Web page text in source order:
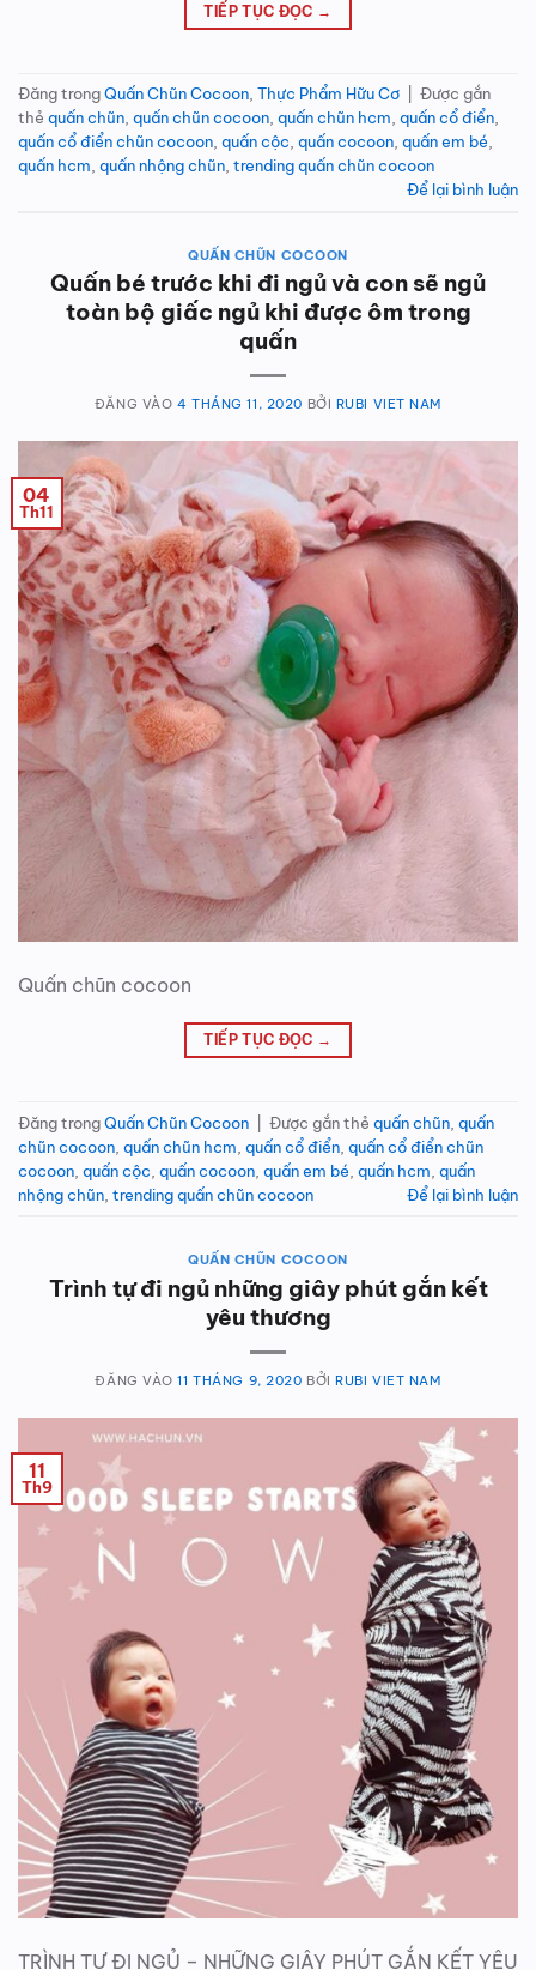
TIẾP TỤC ĐỌC →
Đăng trongQuấn Chũn Cocoon Thực Phẩm Hữu Cơ
Được gắn
thẻ quấn chũn quấn chũn cocoon quấn chũn hcm quấn cổ điển
quấn cổ điển chũn cocoon quấn cộc quấn cocoon quấn em bé
quấn hcm quấn nhộng chũn trending quấn chũn cocoon
Để lại bình luận
QUẤN CHŨN COCOON
Quấn bé trước khi đi ngủ và con sẽ ngủ
toàn bộ giấc ngủ khi được ôm trong
quấn
ĐĂNG VÀO 4 THÁNG 11, 2020 BỞI RUBI VIET NAM
04
Th11
Quấn chũn cocoon
TIẾP TỤC ĐỌC →
Đăng trongQuấn Chũn Cocoon Được gắn thẻ quấn chũn quấn
chũn cocoon quấn chũn hcm quấn cổ điển quấn cổ điển chũn
cocoon quấn cộc quấn cocoon quấn em bé quấn hcm quấn
nhộng chũn trending quấn chũn cocoon Để lại bình luận
QUẤN CHŨN COCOON
Trình tự đi ngủ những giây phút gắn kết
yêu thương
ĐĂNG VÀO11 THÁNG 9, 2020 BỞIRUBI VIET NAM
11
Th9
TRÌNH TỰ ĐI NGỦ – NHỮNG GIÂY PHÚT GẮN KẾT YÊU